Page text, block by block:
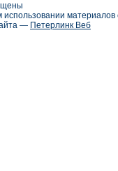
— Петерлинк Веб